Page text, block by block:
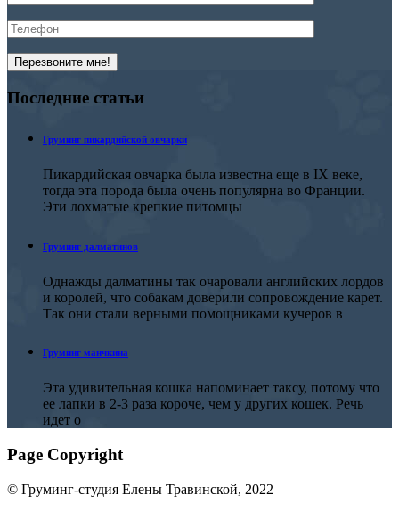
Последние статьи
Груминг пикардийской овчарки
Пикардийская овчарка была известна еще в IX веке,
тогда эта порода была очень популярна во Франции.
Эти лохматые крепкие питомцы
Груминг далматинов
Однажды далматины так очаровали английских лордов
и королей, что собакам доверили сопровождение карет.
Так они стали верными помощниками кучеров в
Груминг манчкина
Эта удивительная кошка напоминает таксу, потому что
ее лапки в 2-3 раза короче, чем у других кошек. Речь
идет о
Page Copyright
© Груминг-студия Елены Травинской, 2022